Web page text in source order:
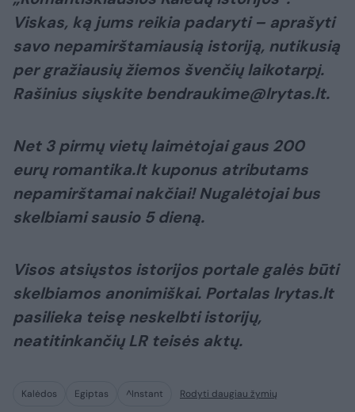
Viskas, ką jums reikia padaryti – aprašyti
savo nepamirštamiausią istoriją, nutikusią
per gražiausių žiemos švenčių laikotarpį.
Rašinius siųskite bendraukime@lrytas.lt.
Net 3 pirmų vietų laimėtojai gaus 200
eurų romantika.lt kuponus atributams
nepamirštamai nakčiai! Nugalėtojai bus
skelbiami sausio 5 dieną.
Visos atsiųstos istorijos portale galės būti
skelbiamos anonimiškai. Portalas lrytas.lt
pasilieka teisę neskelbti istorijų,
neatitinkančių LR teisės aktų.
Kalėdos Egiptas ^Instant Rodyti daugiau žymių